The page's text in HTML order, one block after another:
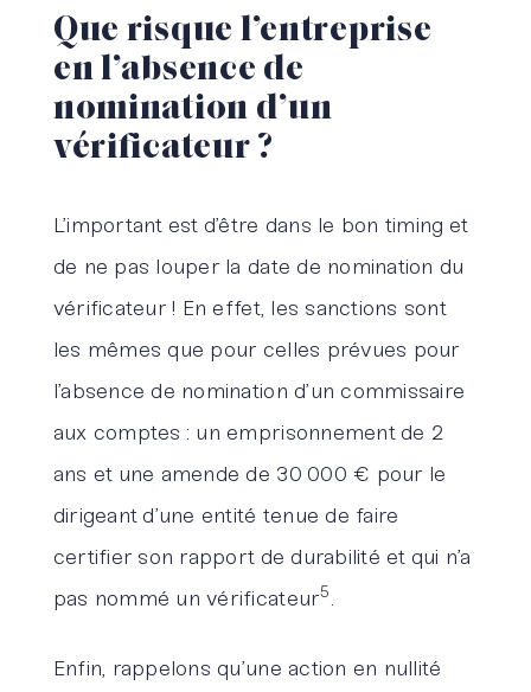
Que risque l’entreprise
en l’absence de
nomination d’un
vérificateur ?
L’important est d’être dans le bon timing et
de ne pas louper la date de nomination du
vérificateur ! En effet, les sanctions sont
les mêmes que pour celles prévues pour
l’absence de nomination d’un commissaire
aux comptes : un emprisonnement de 2
ans et une amende de 30 000 € pour le
dirigeant d’une entité tenue de faire
certifier son rapport de durabilité et qui n’a
pas nommé un vérificateur5.
Enfin, rappelons qu’une action en nullité